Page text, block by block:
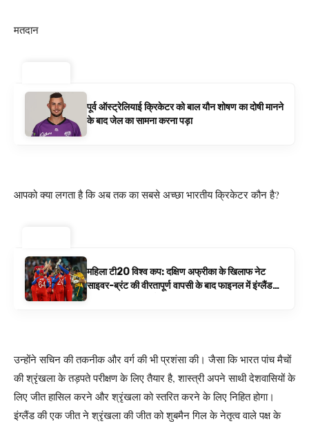
मतदान
पूर्व ऑस्ट्रेलियाई क्रिकेटर को बाल यौन शोषण का दोषी मानने
के बाद जेल का सामना करना पड़ा
आपको क्या लगता है कि अब तक का सबसे अच्छा भारतीय क्रिकेटर कौन है?
महिला टी20 विश्व कप: दक्षिण अफ्रीका के खिलाफ नेट
साइवर-ब्रंट की वीरतापूर्ण वापसी के बाद फाइनल में इंग्लैंड
उन्होंने सचिन की तकनीक और वर्ग की भी प्रशंसा की। जैसा कि भारत पांच मैचों
की श्रृंखला के तड़पते परीक्षण के लिए तैयार है, शास्त्री अपने साथी देशवासियों के
लिए जीत हासिल करने और श्रृंखला को स्तरित करने के लिए निहित होगा।
इंग्लैंड की एक जीत ने श्रृंखला की जीत को शुबमैन गिल के नेतृत्व वाले पक्ष के